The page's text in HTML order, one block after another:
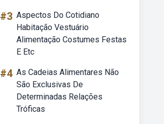
#3 Aspectos Do Cotidiano
Habitação Vestuário
Alimentação Costumes Festas
E Etc
#4 As Cadeias Alimentares Não
São Exclusivas De
Determinadas Relações
Tróficas